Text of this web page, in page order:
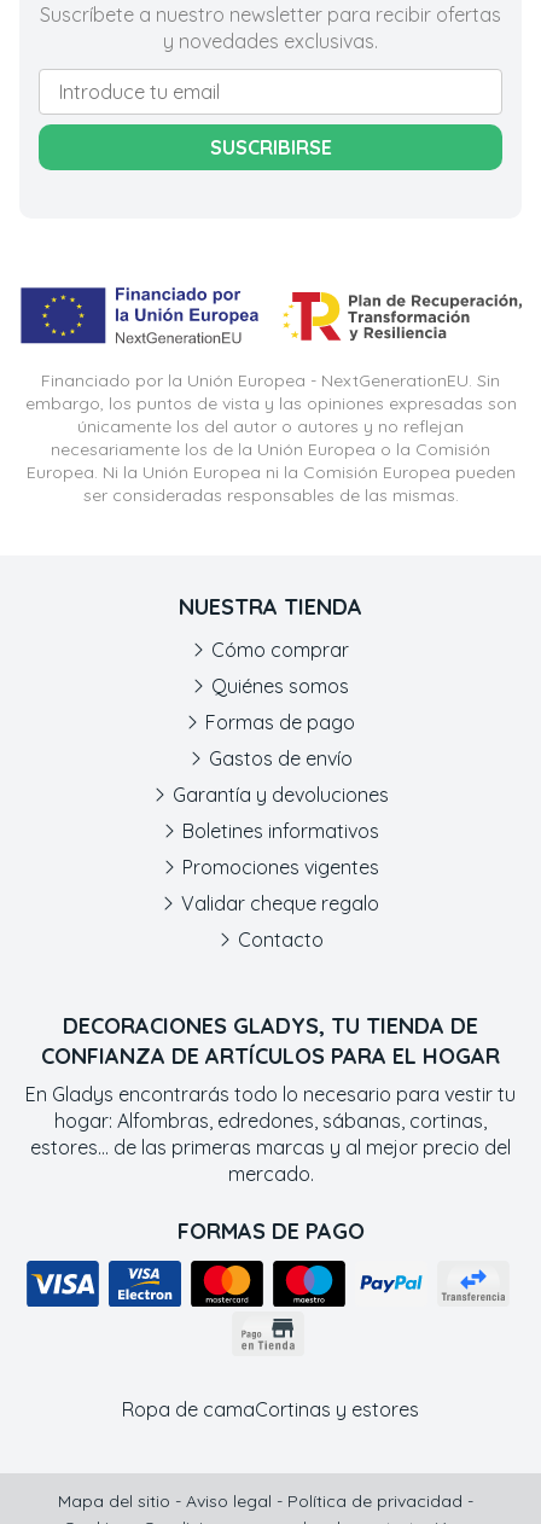
Suscríbete a nuestro newsletter para recibir ofertas
y novedades exclusivas.
SUSCRIBIRSE
Financiado por la Unión Europea - NextGenerationEU. Sin
embargo, los puntos de vista y las opiniones expresadas son
únicamente los del autor o autores y no reflejan
necesariamente los de la Unión Europea o la Comisión
Europea. Ni la Unión Europea ni la Comisión Europea pueden
ser consideradas responsables de las mismas.
DECORACIONES GLADYS, TU TIENDA DE
CONFIANZA DE ARTÍCULOS PARA EL HOGAR
En Gladys encontrarás todo lo necesario para vestir tu
hogar: Alfombras, edredones, sábanas, cortinas,
estores... de las primeras marcas y al mejor precio del
mercado.
FORMAS DE PAGO
NUESTRA TIENDA
Cómo comprar
Quiénes somos
Formas de pago
Gastos de envío
Garantía y devoluciones
Boletines informativos
Promociones vigentes
Validar cheque regalo
Contacto
Ropa de camaCortinas y estores
Mapa del sitio - Aviso legal - Política de privacidad -